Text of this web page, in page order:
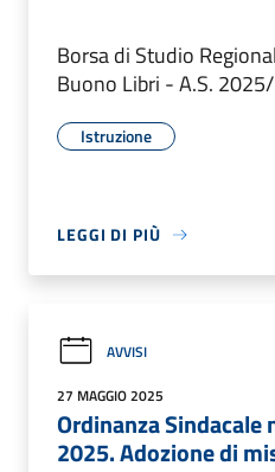
Borsa di Studio
Buono Libri - A.S.
Istruzione
LEGGI DI PIÙ
AVVISI
27 MAGGIO 2025
Ordinanza Sindacale
2025. Adozione di